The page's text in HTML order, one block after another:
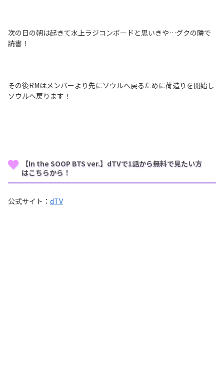
次の日の朝は起きて水上ラジコンボードと思いきや…グクの隣で
読書！
その後RMはメンバーより先にソウルへ戻るために荷造りを開始し
ソウルへ戻ります！
【In the SOOP BTS ver.】dTVで1話から無料で見たい方
はこちらから！
公式サイト： dTV